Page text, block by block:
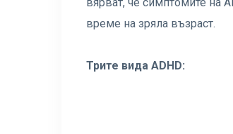
време на зряла възраст.
Трите вида ADHD: